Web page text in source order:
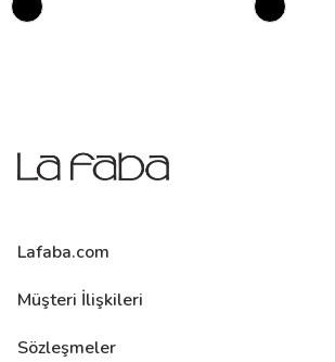
Lafaba.com
Müşteri İlişkileri
Sözleşmeler